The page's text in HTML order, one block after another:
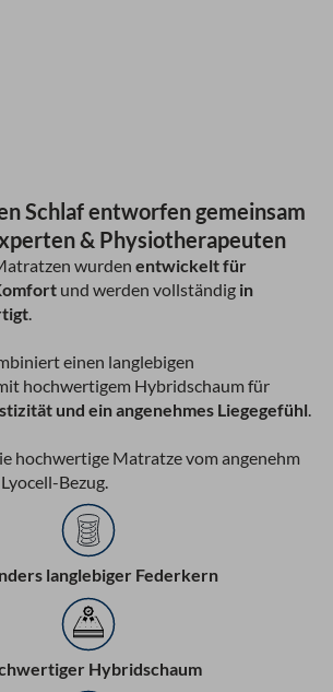
Schlaf entworfen gemeinsam
& Physiotherapeuten
wurdenentwickelt für
und werden vollständig in
.
einen langlebigen
hochwertigem Hybridschaum für
und ein angenehmes Liegegefühl.
hochwertige Matratze vom angenehm
Bezug.
langlebiger Federkern
Hybridschaum